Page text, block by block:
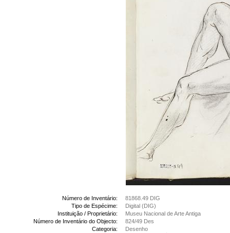
Número de Inventário:
81868.49 DIG
Tipo de Espécime:
Digital (DIG)
Instituição / Proprietário:
Museu Nacional de Arte Antiga
Número de Inventário do Objecto:
824/49 Des
Categoria:
Desenho